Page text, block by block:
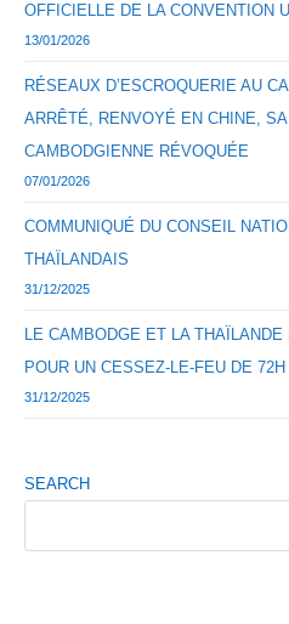
OFFICIELLE DE LA CONVENTION
13/01/2026
RÉSEAUX D’ESCROQUERIE AU
ARRÊTÉ, RENVOYÉ EN CHINE,
CAMBODGIENNE RÉVOQUÉE
07/01/2026
COMMUNIQUÉ DU CONSEIL
THAÏLANDAIS
31/12/2025
LE CAMBODGE ET LA THAÏLANDE
POUR UN CESSEZ-LE-FEU DE 72H
31/12/2025
SEARCH